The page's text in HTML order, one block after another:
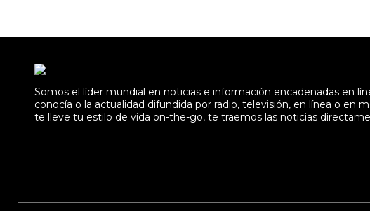
Somos el líder mundial en noticias e información encadenadas en
conocía o la actualidad difundida por radio, televisión, en línea o
te lleve tu estilo de vida on-the-go, te traemos las noticias